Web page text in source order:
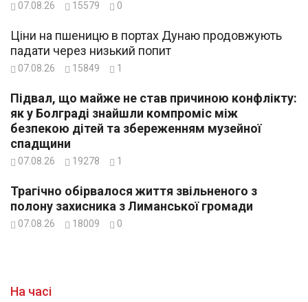
07.08.26 15579 0
Ціни на пшеницю в портах Дунаю продовжують
падати через низький попит
07.08.26 15849 1
Підвал, що майже не став причиною конфлікту:
як у Болграді знайшли компроміс між
безпекою дітей та збереженням музейної
спадщини
07.08.26 19278 1
Трагічно обірвалося життя звільненого з
полону захисника з Лиманської громади
07.08.26 18009 0
На часі